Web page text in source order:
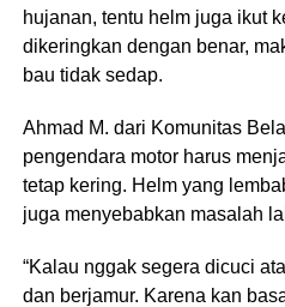
hujanan, tentu helm juga ikut
dikeringkan dengan benar,
bau tidak sedap.
Ahmad M. dari Komunitas
pengendara motor harus
tetap kering. Helm yang
juga menyebabkan masalah
“Kalau nggak segera dicuci
dan berjamur. Karena kan